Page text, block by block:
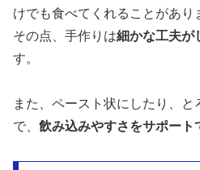
けでも食べてくれることがあり
その点、手作りは細かな工夫が
す。
また、ペースト状にしたり、と
で、 飲み込みやすさをサポート